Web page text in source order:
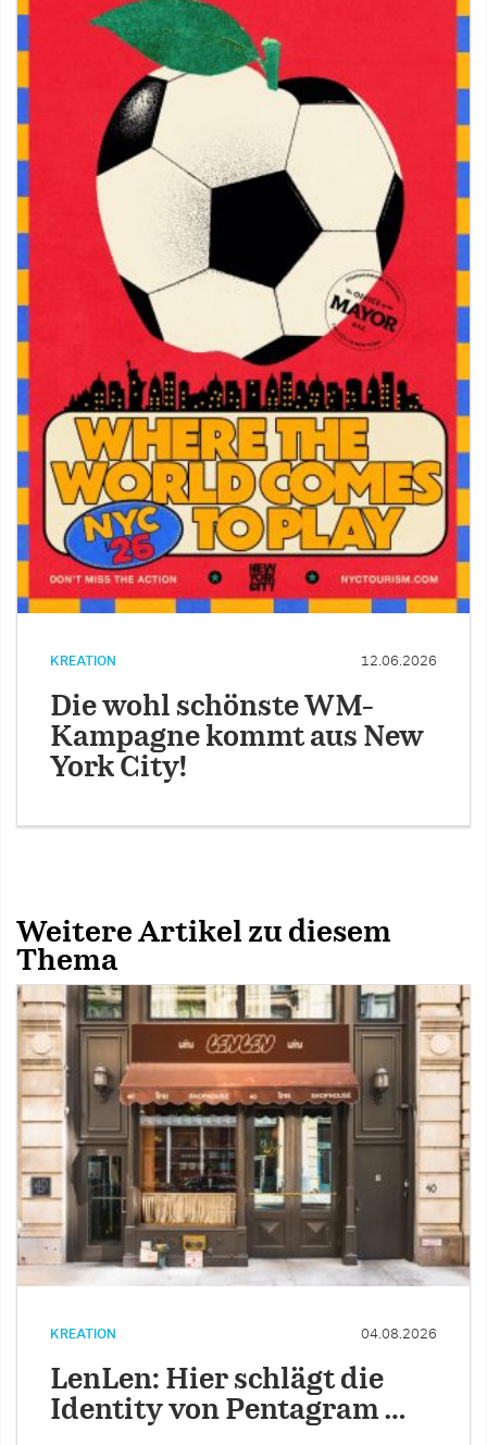
KREATION 12.06.2026
Die wohl schönste WM-
Kampagne kommt aus New
York City!
Weitere Artikel zu diesem
Thema
KREATION 04.08.2026
LenLen: Hier schlägt die
Identity von Pentagram …